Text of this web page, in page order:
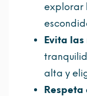
explorar
Evita las
alta y
Respeta